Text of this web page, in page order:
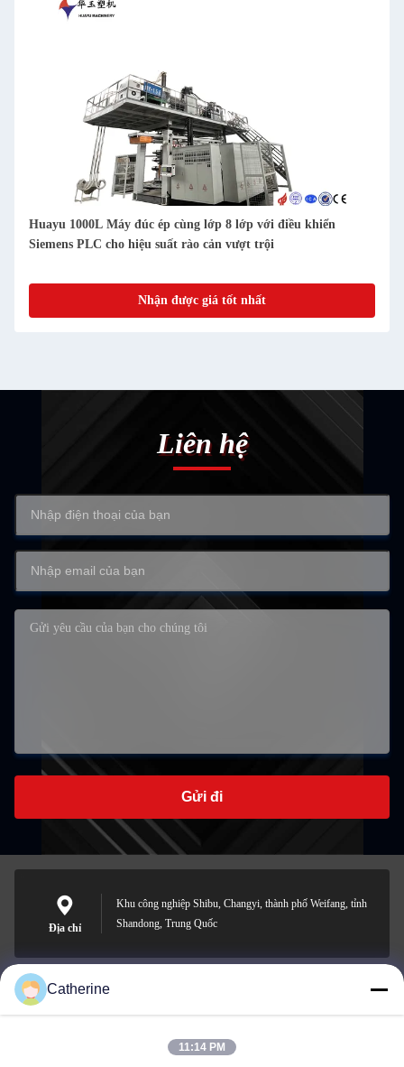
Huayu 1000L Máy đúc ép cùng lớp 8 lớp với điều khiển
Siemens PLC cho hiệu suất rào cản vượt trội
Nhận được giá tốt nhất
Liên hệ
Gửi đi
Địa chỉ
Khu công nghiệp Shibu, Changyi, thành phố Weifang, tỉnh
Shandong, Trung Quốc
padraic@huayumachine.cn
Catherine
11:14 PM